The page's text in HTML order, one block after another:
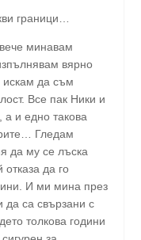
граници…
минавам
вярно
искам да съм
Все пак Ники и
и едно такова
Гледам
да му се лъска
да го
И ми мина през
да са свързани с
толкова години